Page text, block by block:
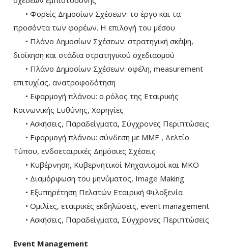
• Φορείς Δημοσίων Σχέσεων: το έργο και τα
προσόντα των φορέων. Η επιλογή του μέσου
• Πλάνο Δημοσίων Σχέσεων: στρατηγική σκέψη,
διοίκηση και στάδια στρατηγικού σχεδιασμού
• Πλάνο Δημοσίων Σχέσεων: οφέλη, measurement
επιτυχίας, ανατροφοδότηση
• Εφαρμογή πλάνου: ο ρόλος της Εταιρικής
Κοινωνικής Ευθύνης, Χορηγίες
• Ασκήσεις, Παραδείγματα, Σύγχρονες Περιπτώσεις
• Εφαρμογή πλάνου: σύνδεση με ΜΜΕ , Δελτίο
Τύπου, ενδοεταιρικές Δημόσιες Σχέσεις
• Κυβέρνηση, Κυβερνητικοί Μηχανισμοί και ΜΚΟ
• Διαμόρφωση του μηνύματος, Image Making
• Εξυπηρέτηση Πελατών Εταιρική Φιλοξενία
• Ομιλίες, εταιρικές εκδηλώσεις, event management
• Ασκήσεις, Παραδείγματα, Σύγχρονες Περιπτώσεις
Event Management